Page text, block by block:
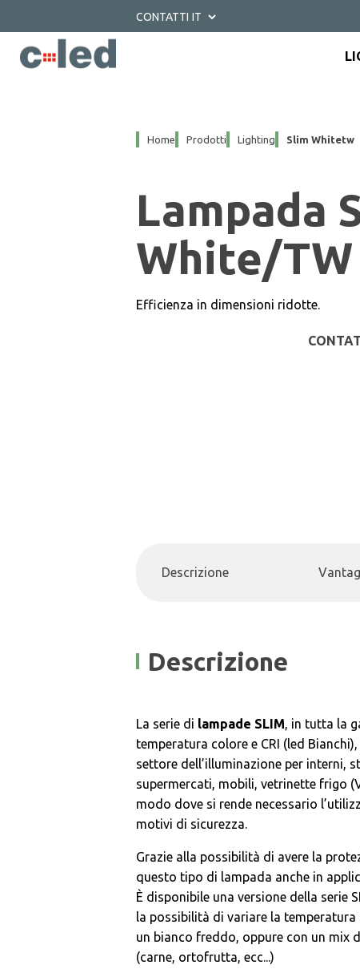
CONTATTI
Home Prodotti Lighting Slim Whitetw
Lampada
White/TW
Efficienza in dimensioni ridotte.
Descrizione
Descrizione
La serie di lampade SLIM, in tutta la
temperatura colore e CRI (led
settore dell’illuminazione per interni,
supermercati, mobili, vetrinette frigo
modo dove si rende necessario
motivi di sicurezza.
Grazie alla possibilità di avere la
questo tipo di lampada anche in
È disponibile una versione della serie
la possibilità di variare la
un bianco freddo, oppure con un mix
(carne, ortofrutta, ecc...)